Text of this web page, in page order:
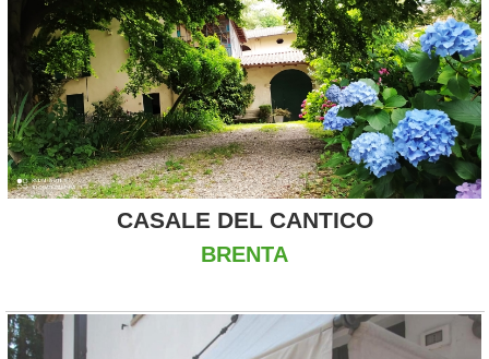
CASALE DEL CANTICO
BRENTA